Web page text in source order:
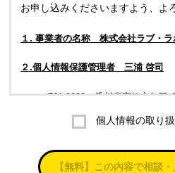
お申し込みくださいますよう、よ
１. 事業者の名称 株式会社ラブ・
２.個人情報保護管理者 三浦 啓司
〒761-0323 香川県高松市亀田
株式会社ラブ・ラボ
電話：087-847-2000
個人情報の取り
【無料】この内容で相談